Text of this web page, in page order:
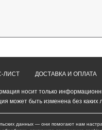
ЛИСТ ДОСТАВКА И ОПЛАТА
носит только
может быть изменена без каких
данных — они помогают нам